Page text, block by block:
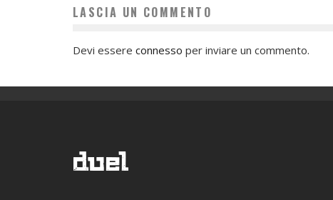
LASCIA UN COMMENTO
Devi essere connesso per inviare un commento.